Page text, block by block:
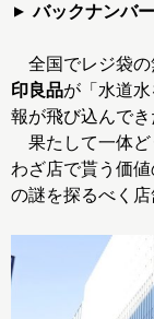
バックナンバー
全国でレジ袋の
印良品が「水道
報が飛び込んでき
果たして一体ど
わざ店で貰う価
の謎を探るべく店